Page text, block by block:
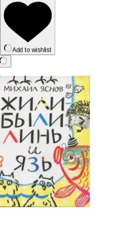
Add to wishlist